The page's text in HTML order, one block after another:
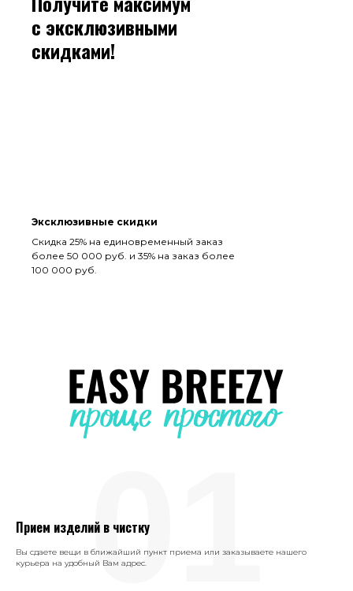
с эксклюзивными
скидками!
Эксклюзивные скидки
Скидка 25% на единовременный заказ
более 50 000 руб. и 35% на заказ более
100 000 руб.
Прием изделий в чистку
Вы сдаете вещи в ближайший пункт приема или заказываете нашего
курьера на удобный Вам адрес.01